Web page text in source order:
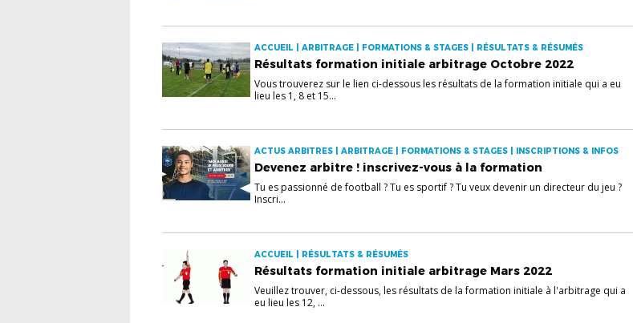
ACCUEIL | ARBITRAGE | FORMATIONS & STAGES | RÉSULTATS & RÉSUMÉS
Résultats formation initiale arbitrage Octobre 2022
Vous trouverez sur le lien ci-dessous les résultats de la formation initiale qui a eu
lieu les 1, 8 et 15...
ACTUS ARBITRES | ARBITRAGE | FORMATIONS & STAGES | INSCRIPTIONS & INFOS
Devenez arbitre ! inscrivez-vous à la formation
Tu es passionné de football ? Tu es sportif ? Tu veux devenir un directeur du jeu ?
Inscri...
ACCUEIL | RÉSULTATS & RÉSUMÉS
Résultats formation initiale arbitrage Mars 2022
Veuillez trouver, ci-dessous, les résultats de la formation initiale à l'arbitrage qui a
eu lieu les 12, ...